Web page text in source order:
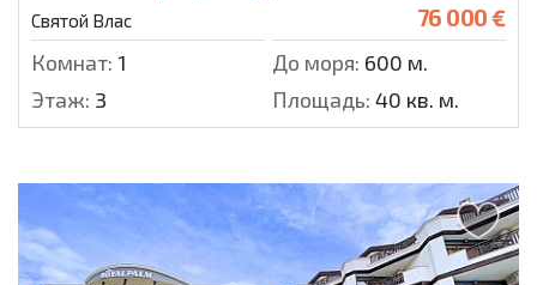
Святой Влас 76 000 €
Комнат: 1 До моря: 600 м.
Этаж: 3 Площадь: 40 кв. м.